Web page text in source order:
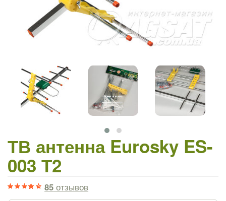
ТВ антенна Eurosky ES-
003 Т2
85 отзывов